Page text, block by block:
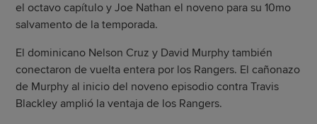
el octavo capítulo y Joe Nathan el noveno para su 10mo
salvamento de la temporada.
El dominicano Nelson Cruz y David Murphy también
conectaron de vuelta entera por los Rangers. El cañonazo
de Murphy al inicio del noveno episodio contra Travis
Blackley amplió la ventaja de los Rangers.